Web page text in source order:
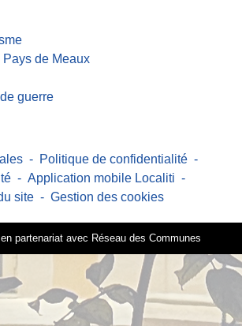
de Meaux
guerre
- Politique de confidentialité -
- Application mobile Localiti -
site - Gestion des cookies
partenariat avec Réseau des Communes